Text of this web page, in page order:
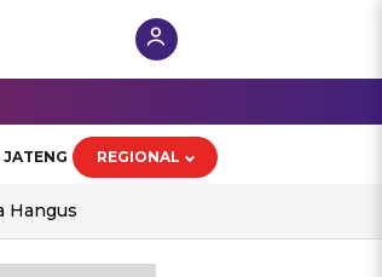
JATENG REGIONAL
Hangus